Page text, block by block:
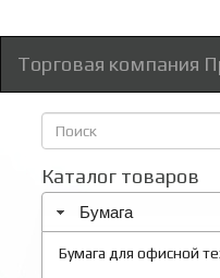
Торговая компания
Форма
поиска
Каталог товаров
Бумага
Бумага для офисной